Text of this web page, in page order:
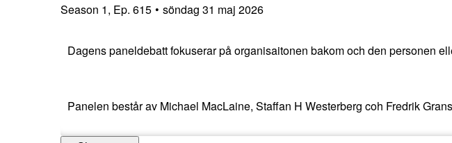
Season 1, Ep. 615 • söndag 31 maj 2026
Dagens paneldebatt fokuserar på organisaitonen bakom och den personen
Panelen består av Michael MacLaine, Staffan H Westerberg coh Fredrik